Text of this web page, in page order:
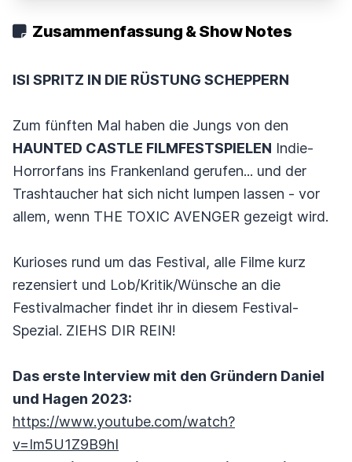
Zusammenfassung & Show Notes
ISI SPRITZ IN DIE RÜSTUNG SCHEPPERN
Zum fünften Mal haben die Jungs von den
HAUNTED CASTLE FILMFESTSPIELEN Indie-
Horrorfans ins Frankenland gerufen... und der
Trashtaucher hat sich nicht lumpen lassen - vor
allem, wenn THE TOXIC AVENGER gezeigt wird.
Kurioses rund um das Festival, alle Filme kurz
rezensiert und Lob/Kritik/Wünsche an die
Festivalmacher findet ihr in diesem Festival-
Spezial. ZIEHS DIR REIN!
Das erste Interview mit den Gründern Daniel
und Hagen 2023:
https://www.youtube.com/watch?
v=Im5U1Z9B9hI